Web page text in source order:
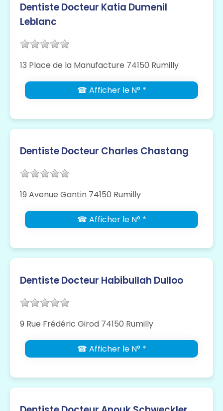
Dentiste Docteur Katia Dumenil
Leblanc
13 Place de la Manufacture 74150 Rumilly
☎ Afficher le N° *
Dentiste Docteur Charles Chastang
19 Avenue Gantin 74150 Rumilly
☎ Afficher le N° *
Dentiste Docteur Habibullah Dulloo
9 Rue Frédéric Girod 74150 Rumilly
☎ Afficher le N° *